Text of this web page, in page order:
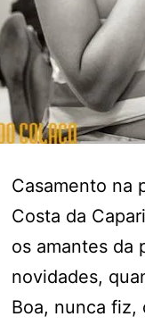
Casamento na
Costa da
os amantes da
novidades,
Boa, nunca fiz,